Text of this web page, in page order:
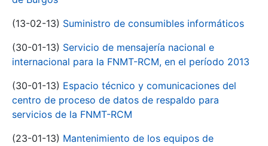
(13-02-13) Suministro de consumibles informáticos
(30-01-13) Servicio de mensajería nacional e
internacional para la FNMT-RCM, en el período 2013
(30-01-13) Espacio técnico y comunicaciones del
centro de proceso de datos de respaldo para
servicios de la FNMT-RCM
(23-01-13) Mantenimiento de los equipos de